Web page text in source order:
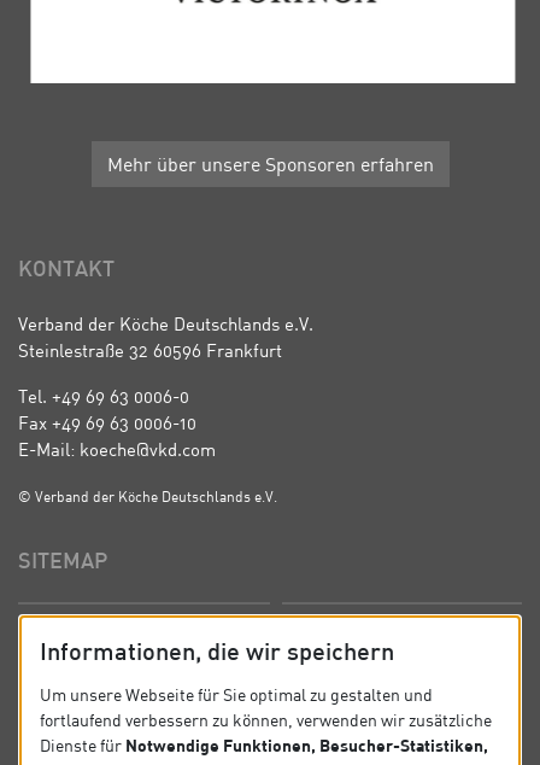
Mehr über unsere Sponsoren erfahren
KONTAKT
Verband der Köche Deutschlands e.V.
Steinlestraße 32 60596 Frankfurt
Tel. +49 69 63 0006-0
Fax +49 69 63 0006-10
E-Mail: koeche@vkd.com
© Verband der Köche Deutschlands e.V.
SITEMAP
News Kontakt
Informationen, die wir speichern
Um unsere Webseite für Sie optimal zu gestalten und
fortlaufend verbessern zu können, verwenden wir zusätzliche
Dienste für Notwendige Funktionen, Besucher-Statistiken,